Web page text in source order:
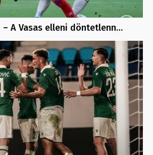
– A Vasas elleni döntetlenn…